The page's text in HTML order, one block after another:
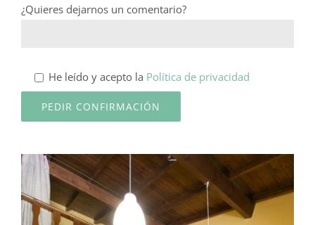
¿Quieres dejarnos un comentario?
He leído y acepto la Política de privacidad